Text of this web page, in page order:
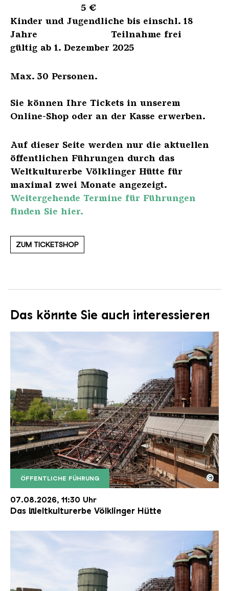
5 €
Kinder und Jugendliche bis einschl. 18
Jahre Teilnahme frei
gültig ab 1. Dezember 2025
Max. 30 Personen.
Sie können Ihre Tickets in unserem
Online-Shop oder an der Kasse erwerben.
Auf dieser Seite werden nur die aktuellen
öffentlichen Führungen durch das
Weltkulturerbe Völklinger Hütte für
maximal zwei Monate angezeigt.
Weitergehende Termine für Führungen
finden Sie hier.
ZUM TICKETSHOP
Das könnte Sie auch interessieren
ÖFFENTLICHE FÜHRUNG
Der Erzschrägaufzug der Völklinger Hütte mit
Copyright: Weltkulturerbe Völklinger Hütte | Karl
©
07.08.2026, 11:30 Uhr
Das Weltkulturerbe Völklinger Hütte